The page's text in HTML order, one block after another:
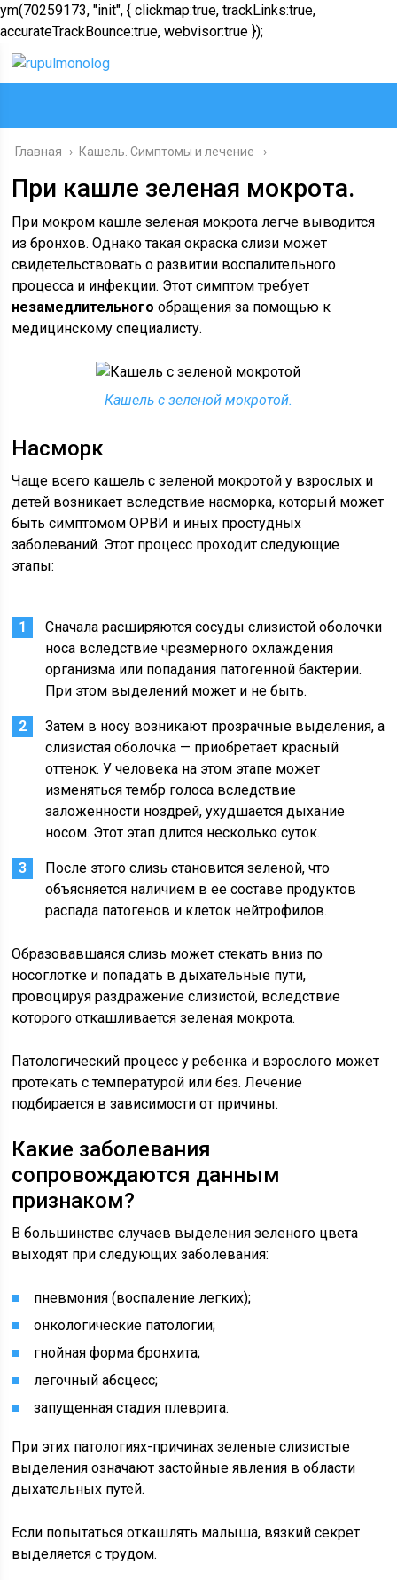
ym(70259173, "init", { clickmap:true, trackLinks:true,
accurateTrackBounce:true, webvisor:true });
Главная › Кашель. Симптомы и лечение
При кашле зеленая мокрота.
При мокром кашле зеленая мокрота легче выводится
из бронхов. Однако такая окраска слизи может
свидетельствовать о развитии воспалительного
процесса и инфекции. Этот симптом требует
незамедлительного обращения за помощью к
медицинскому специалисту.
Кашель с зеленой мокротой.
Насморк
Чаще всего кашель с зеленой мокротой у взрослых и
детей возникает вследствие насморка, который может
быть симптомом ОРВИ и иных простудных
заболеваний. Этот процесс проходит следующие
этапы:
Сначала расширяются сосуды слизистой оболочки
носа вследствие чрезмерного охлаждения
организма или попадания патогенной бактерии.
При этом выделений может и не быть.
Затем в носу возникают прозрачные выделения, а
слизистая оболочка — приобретает красный
оттенок. У человека на этом этапе может
изменяться тембр голоса вследствие
заложенности ноздрей, ухудшается дыхание
носом. Этот этап длится несколько суток.
После этого слизь становится зеленой, что
объясняется наличием в ее составе продуктов
распада патогенов и клеток нейтрофилов.
Образовавшаяся слизь может стекать вниз по
носоглотке и попадать в дыхательные пути,
провоцируя раздражение слизистой, вследствие
которого откашливается зеленая мокрота.
Патологический процесс у ребенка и взрослого может
протекать с температурой или без. Лечение
подбирается в зависимости от причины.
Какие заболевания
сопровождаются данным
признаком?
В большинстве случаев выделения зеленого цвета
выходят при следующих заболевания:
пневмония (воспаление легких);
онкологические патологии;
гнойная форма бронхита;
легочный абсцесс;
запущенная стадия плеврита.
При этих патологиях-причинах зеленые слизистые
выделения означают застойные явления в области
дыхательных путей.
Если попытаться откашлять малыша, вязкий секрет
выделяется с трудом.